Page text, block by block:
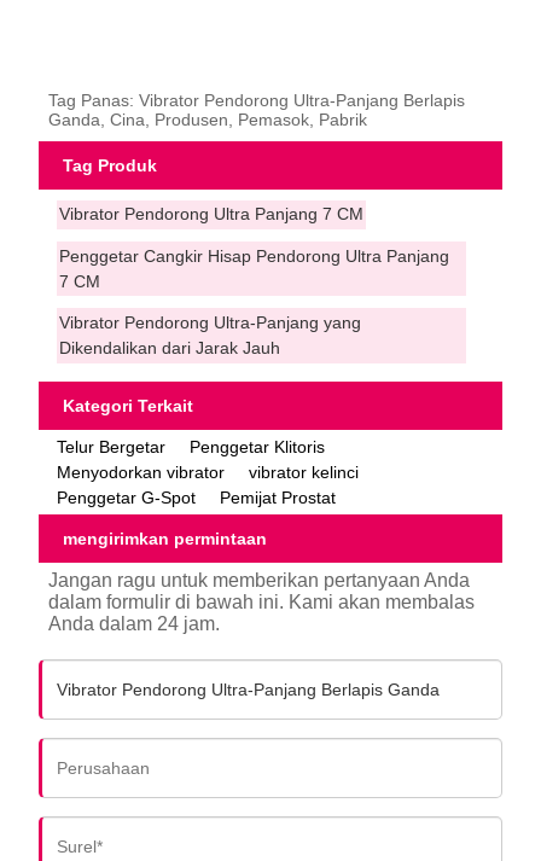
Tag Panas: Vibrator Pendorong Ultra-Panjang Berlapis
Ganda, Cina, Produsen, Pemasok, Pabrik
Tag Produk
Vibrator Pendorong Ultra Panjang 7 CM
Penggetar Cangkir Hisap Pendorong Ultra Panjang
7 CM
Vibrator Pendorong Ultra-Panjang yang
Dikendalikan dari Jarak Jauh
Kategori Terkait
Telur Bergetar
Penggetar Klitoris
Menyodorkan vibrator
vibrator kelinci
Penggetar G-Spot
Pemijat Prostat
mengirimkan permintaan
Jangan ragu untuk memberikan pertanyaan Anda
dalam formulir di bawah ini. Kami akan membalas
Anda dalam 24 jam.